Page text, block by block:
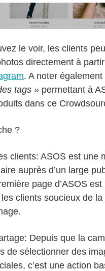
le voir, les clients
directement à
. A noter
tags » permettant à
dans ce
?
clients: ASOS est une
auprès d’un large
page d’ASOS
clients soucieux de la
Depuis que la
de sélectionner des
c’est une action